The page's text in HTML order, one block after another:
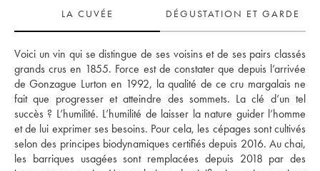
LA CUVÉE
DÉGUSTATION ET GARDE
Voici un vin qui se distingue de ses voisins et de ses pairs classés
grands crus en 1855. Force est de constater que depuis l’arrivée
de Gonzague Lurton en 1992, la qualité de ce cru margalais ne
fait que progresser et atteindre des sommets. La clé d’un tel
succès ? L’humilité. L’humilité de laisser la nature guider l’homme
et de lui exprimer ses besoins. Pour cela, les cépages sont cultivés
selon des principes biodynamiques certifiés depuis 2016. Au chai,
les barriques usagées sont remplacées depuis 2018 par des